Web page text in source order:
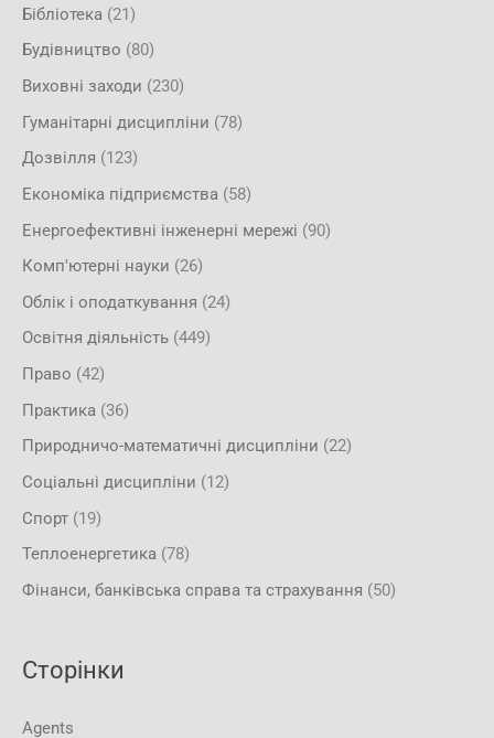
Бібліотека (21)
Будівництво (80)
Виховні заходи (230)
Гуманітарні дисципліни (78)
Дозвілля (123)
Економіка підприємства (58)
Енергоефективні інженерні мережі (90)
Комп'ютерні науки (26)
Облік і оподаткування (24)
Освітня діяльність (449)
Право (42)
Практика (36)
Природничо-математичні дисципліни (22)
Соціальні дисципліни (12)
Спорт (19)
Теплоенергетика (78)
Фінанси, банківська справа та страхування (50)
Сторінки
Agents